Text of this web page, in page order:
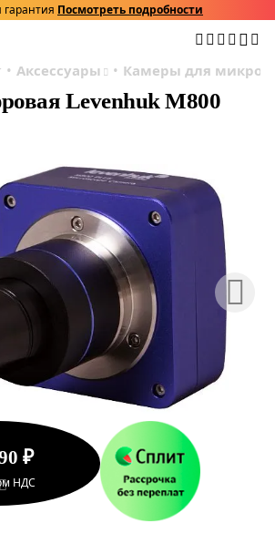
гарантия Посмотреть подробности
Аксессуары Камеры для
Levenhuk M800
₽
НДС